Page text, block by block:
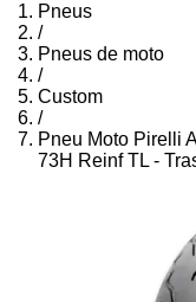
Pneus
/
Pneus de moto
/
Custom
/
Pneu Moto Pirelli
73H Reinf TL -